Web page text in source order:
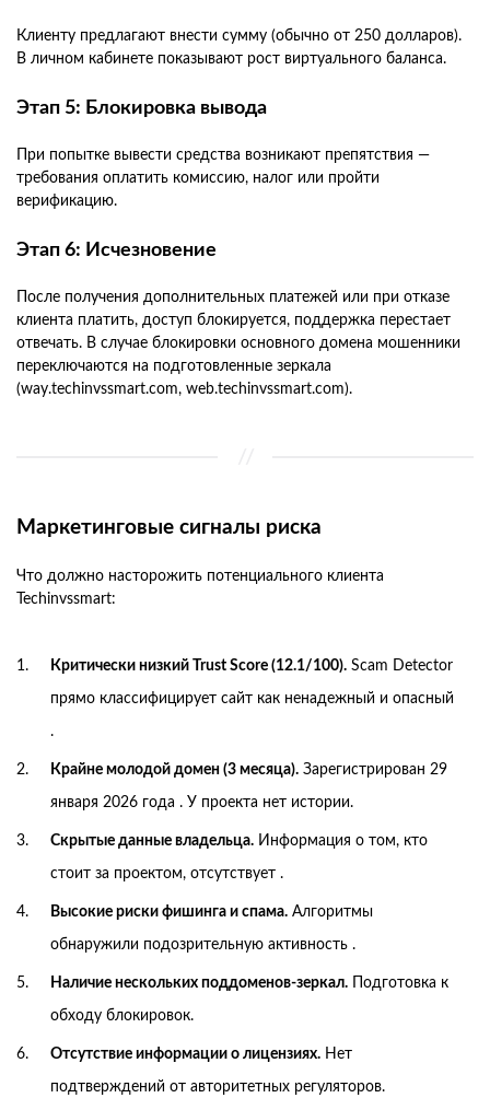
Клиенту предлагают внести сумму (обычно от 250 долларов).
В личном кабинете показывают рост виртуального баланса.
Этап 5: Блокировка вывода
При попытке вывести средства возникают препятствия —
требования оплатить комиссию, налог или пройти
верификацию.
Этап 6: Исчезновение
После получения дополнительных платежей или при отказе
клиента платить, доступ блокируется, поддержка перестает
отвечать. В случае блокировки основного домена мошенники
переключаются на подготовленные зеркала
(way.techinvssmart.com, web.techinvssmart.com).
Маркетинговые сигналы риска
Что должно насторожить потенциального клиента
Techinvssmart:
Критически низкий Trust Score (12.1/100). Scam Detector
прямо классифицирует сайт как ненадежный и опасный
.
Крайне молодой домен (3 месяца). Зарегистрирован 29
января 2026 года . У проекта нет истории.
Скрытые данные владельца. Информация о том, кто
стоит за проектом, отсутствует .
Высокие риски фишинга и спама. Алгоритмы
обнаружили подозрительную активность .
Наличие нескольких поддоменов-зеркал. Подготовка к
обходу блокировок.
Отсутствие информации о лицензиях. Нет
подтверждений от авторитетных регуляторов.